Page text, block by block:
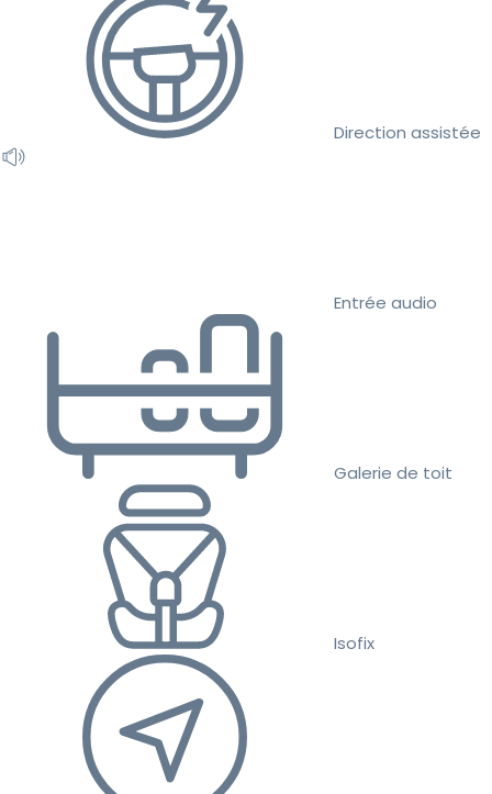
Direction assistée
Entrée audio
Galerie de toit
Isofix